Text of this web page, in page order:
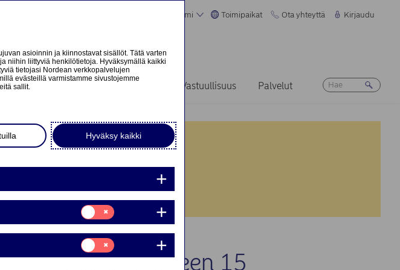
Suomi Toimipaikat Ota yhteyttä Kirjaudu
Uutiset & analyysit Vastuullisuus Palvelut
laskee liikkeeseen 15
asioinnin ja kiinnostavat sisällöt. Tätä varten
niihin liittyviä henkilötietoja. Hyväksymällä kaikki
tietojasi Nordean verkkopalvelujen
evästeillä varmistamme sivustojemme
sallit.
Hyväksy kaikki
Suostumusvalinta:
Tilastointi
Suostumusvalinta:
Markkinointi